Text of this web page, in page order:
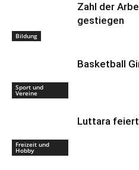
Bildung
Zahl der
gestiegen
Sport und
Vereine
Basketball
Freizeit und
Hobby
Luttara